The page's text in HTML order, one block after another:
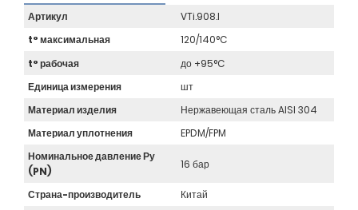
Артикул
VTi.908.I
t° максимальная
120/140°C
t° рабочая
до +95°C
Единица измерения
шт
Материал изделия
Нержавеющая сталь AISI 304
Материал уплотнения
EPDM/FPM
Номинальное давление Ру
(PN)
16 бар
Страна-производитель Китай